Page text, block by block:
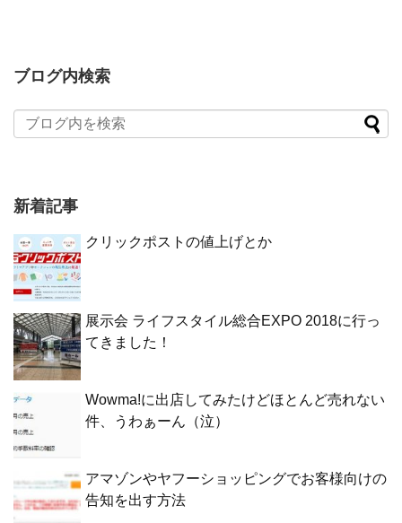
ブログ内検索
新着記事
クリックポストの値上げとか
展示会 ライフスタイル総合EXPO 2018に行っ
てきました！
Wowma!に出店してみたけどほとんど売れない
件、うわぁーん（泣）
アマゾンやヤフーショッピングでお客様向けの
告知を出す方法